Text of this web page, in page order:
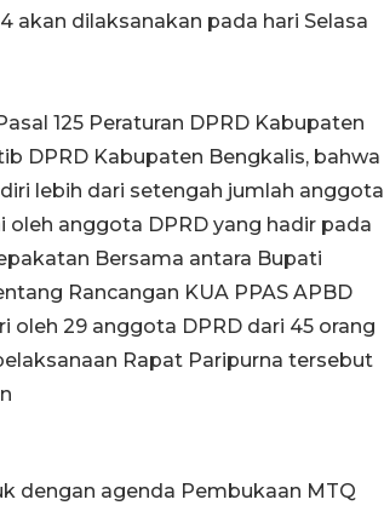
akan dilaksanakan pada hari Selasa
125 Peraturan DPRD Kabupaten
DPRD Kabupaten Bengkalis, bahwa
lebih dari setengah jumlah anggota
oleh anggota DPRD yang hadir pada
Bersama antara Bupati
Rancangan KUA PPAS APBD
oleh 29 anggota DPRD dari 45 orang
Rapat Paripurna tersebut
dengan agenda Pembukaan MTQ